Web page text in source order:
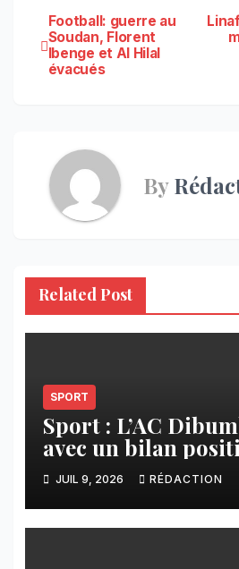
Navigation
de
Football: guerre au
Soudan, Florent
Ibenge et Al Hilal
évacués
By
Related Post
SPORT
Sport : L’AC
avec un bilan
ligue 1 pour la
2027
JUIL 9, 2026 RÉDACTION